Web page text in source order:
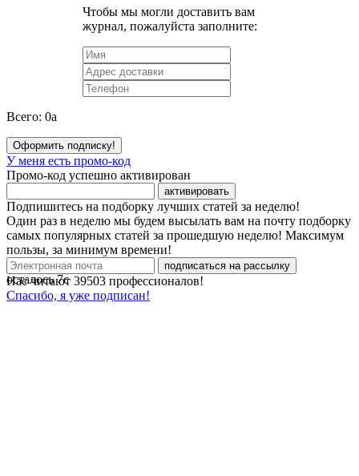
Чтобы мы могли доставить вам
журнал, пожалуйста заполните:
Всего: 0a
Оформить подписку!
У меня есть промо-код
Промо-код успешно активирован
активировать
Подпишитесь на подборку лучших статей за неделю!
Один раз в неделю мы будем высылать вам на почту подборку
самых популярных статей за прошедшую неделю! Максимум
пользы, за минимум времени!
подписаться на рассылку
Нас читают 39503 профессионалов!
Спасибо, я уже подписан!
осталось7с